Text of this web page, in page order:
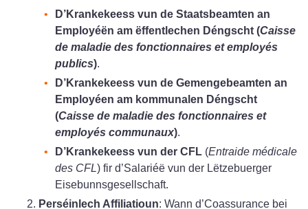
D’Krankekeess vun de Staatsbeamten an
Employéën am ëffentlechen Déngscht (Caisse
de maladie des fonctionnaires et employés
publics).
D’Krankekeess vun de Gemengebeamten an
Employéen am kommunalen Déngscht
(Caisse de maladie des fonctionnaires et
employés communaux).
D’Krankekeess vun der CFL (Entraide médicale
des CFL) fir d’Salariéë vun der Lëtzebuerger
Eisebunnsgesellschaft.
Perséinlech Affiliatioun: Wann d’Coassurance bei